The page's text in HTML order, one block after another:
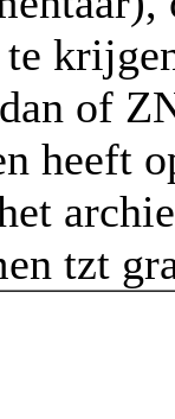
te
of
heeft
tzt